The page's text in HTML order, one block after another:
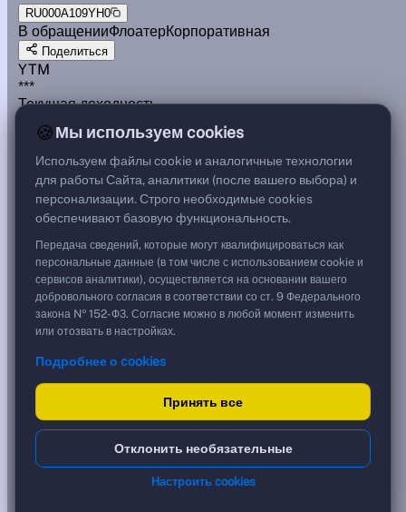
RU000A109YH0
В обращенииФлоатерКорпоративная
Поделиться
YTM
***
Текущая доходность
0,01%
G спред
112,00 %
1 120,00 ₽
Срок, лет
1,34
Дюрация, лет
1,33
Рейтинг
AA
Тип
Флоатер
Доходность и цена
YTM эффективная ?
🍪Мы используем cookies
Используем файлы cookie и аналогичные технологии
для работы Сайта, аналитики (после вашего выбора) и
персонализации. Строго необходимые cookies
обеспечивают базовую функциональность.
Передача сведений, которые могут квалифицироваться как
персональные данные (в том числе с использованием cookie и
сервисов аналитики), осуществляется на основании вашего
добровольного согласия в соответствии со ст. 9 Федерального
закона № 152-ФЗ. Согласие можно в любой момент изменить
или отозвать в настройках.
Подробнее о cookies
Принять все
Отклонить необязательные
Настроить cookies